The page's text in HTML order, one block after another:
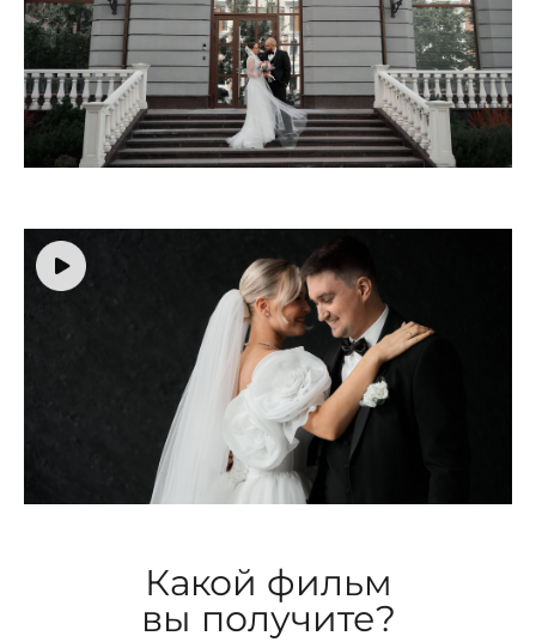
Какой фильм
вы получите?